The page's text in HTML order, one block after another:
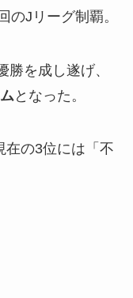
のJリーグ制覇。
を成し遂げ、
となった。
在の3位には「不